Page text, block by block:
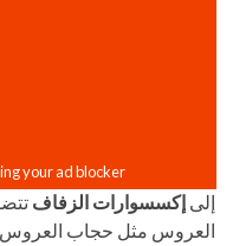
إلى إكسسوارات الزفاف
العروس مثل حجاب العروس